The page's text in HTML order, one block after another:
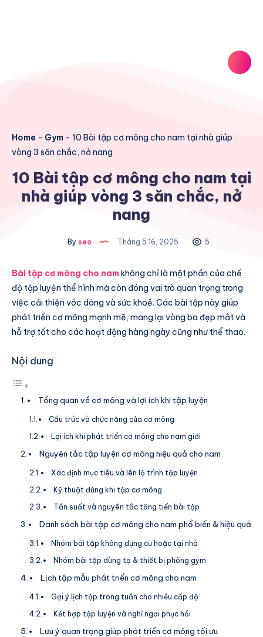
Home - Gym - 10 Bài tập cơ mông cho nam tại nhà giúp
vòng 3 săn chắc, nở nang
10 Bài tập cơ mông cho nam tại
nhà giúp vòng 3 săn chắc, nở
nang
By seo Tháng 5 16, 2025 5
Bài tập cơ mông cho namkhông chỉ là một phần của chế
độ tập luyện thể hình mà còn đóng vai trò quan trọng trong
việc cải thiện vóc dáng và sức khoẻ. Các bài tập này giúp
phát triển cơ mông mạnh mẽ, mang lại vòng ba đẹp mắt và
hỗ trợ tốt cho các hoạt động hàng ngày cũng như thể thao.
Nội dung
Tổng quan về cơ mông và lợi ích khi tập luyện
Cấu trúc và chức năng của cơ mông
Lợi ích khi phát triển cơ mông cho nam giới
Nguyên tắc tập luyện cơ mông hiệu quả cho nam
Xác định mục tiêu và lên lộ trình tập luyện
Kỹ thuật đúng khi tập cơ mông
Tần suất và nguyên tắc tăng tiến bài tập
Danh sách bài tập cơ mông cho nam phổ biến & hiệu quả
Nhóm bài tập không dụng cụ hoặc tại nhà
Nhóm bài tập dùng tạ & thiết bị phòng gym
Lịch tập mẫu phát triển cơ mông cho nam
Gợi ý lịch tập trong tuần cho nhiều cấp độ
Kết hợp tập luyện và nghỉ ngơi phục hồi
Lưu ý quan trọng giúp phát triển cơ mông tối ưu